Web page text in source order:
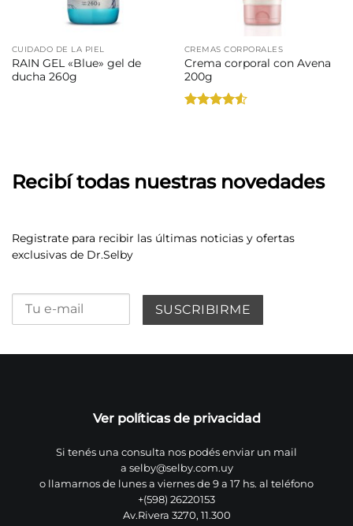
CUIDADO DE LA PIEL
RAIN GEL «Blue» gel de
ducha 260g
CREMAS CORPORALES
Crema corporal con Avena
200g
Recibí todas nuestras novedades
Registrate para recibir las últimas noticias y ofertas
exclusivas de Dr.Selby
Ver políticas de privacidad
Si tenés una consulta nos podés enviar un mail
a selby@selby.com.uy
o llamarnos de lunes a viernes de 9 a 17 hs. al teléfono
+(598) 26220153
Av.Rivera 3270, 11.300